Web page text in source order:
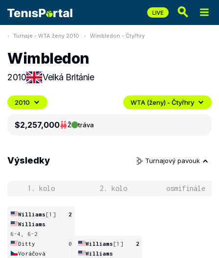
Turnaje - WTA ženy 2010 Wimbledon - Čtyřhry
Wimbledon
2010 Velká Británie
2010 WTA (ženy) - Čtyřhry
$2,257,000 Ž tráva
Výsledky Turnajový pavouk
1. kolo 2. kolo osmifinále
Williams [1]
2
Williams
6-4, 6-2
Ditty
0
Voráčová
Williams [1]
2
Williams